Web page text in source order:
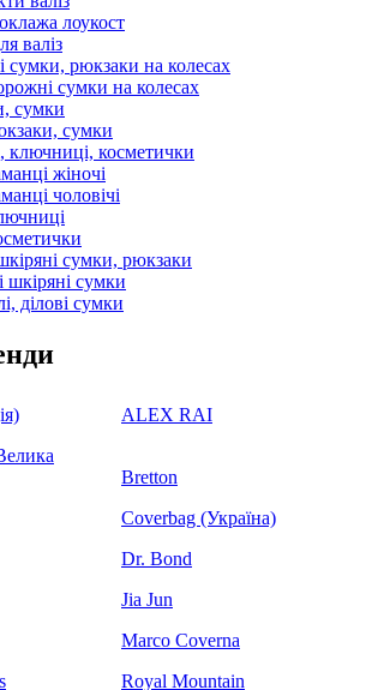
лоукост
валіз
сумки, рюкзаки на колесах
сумки на колесах
сумки
сумки
ключниці, косметички
жіночі
чоловічі
сумки, рюкзаки
шкіряні сумки
ділові сумки
ALEX RAI
Bretton
Coverbag (Україна)
Dr. Bond
Jia Jun
Marco Coverna
Royal Mountain